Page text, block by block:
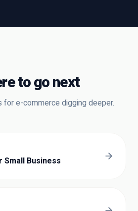
to go next
fore-commerce digging deeper.
Business